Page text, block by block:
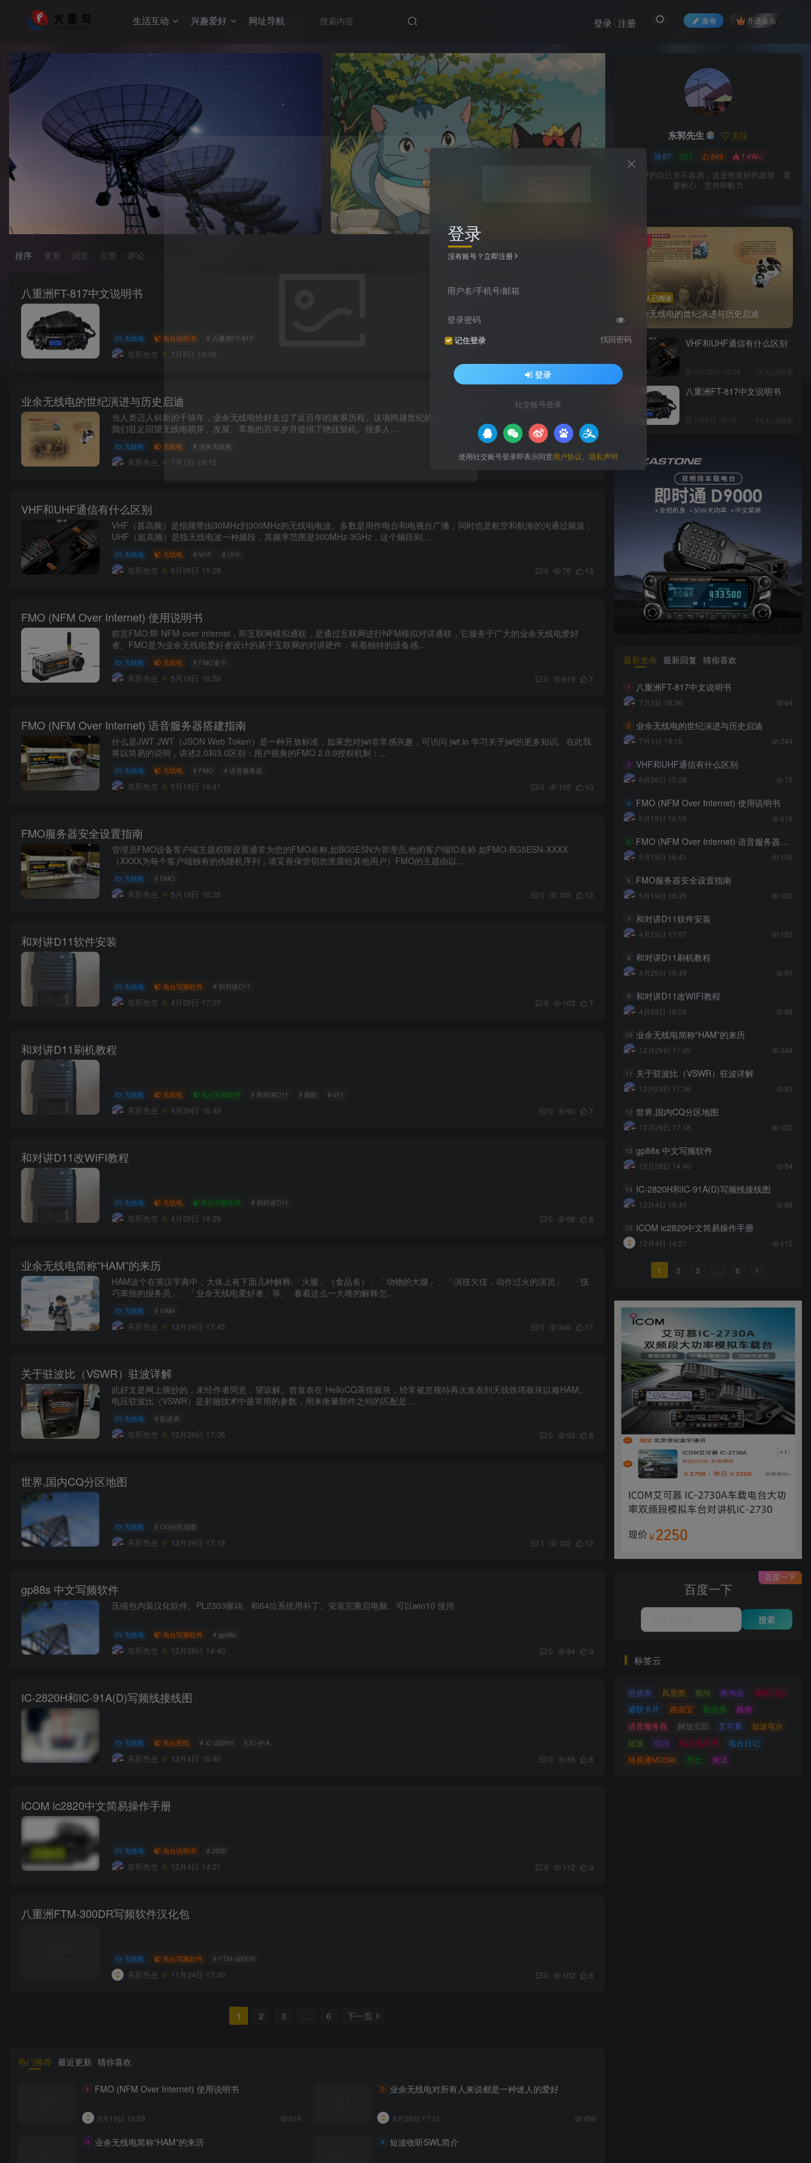
生活互动 兴趣爱好 网址导航 发布 开通会员
登录 注册
排序 更新 浏览 点赞 评论
八重洲FT-817中文说明书
无线电 电台说明书 # 八重洲FT-817
东郭先生 7月5日 16:36
业余无线电的世纪演进与历史启迪
当人类迈入崭新的千禧年，业余无线电恰好走过了近百年的发展历程。这项跨越世纪的技术爱好，如同一个沉默的时代见证者，为
我们驻足回望无线电萌芽、发展、革新的百年岁月提供了绝佳契机。很多人...
无线电 无线电 # 业余无线电
东郭先生 7月1日 19:15 0 244 15
VHF和UHF通信有什么区别
VHF（甚高频）是指频带由30MHz到300MHz的无线电电波。多数是用作电台和电视台广播，同时也是航空和航海的沟通过频道；
UHF（超高频）是指无线电波一种频段，其频率范围是300MHz-3GHz，这个频段则...
无线电 无线电 # VHF # UHF
东郭先生 6月26日 15:28 0 75 13
FMO (NFM Over Internet) 使用说明书
前言FMO:即 NFM over internet，即互联网模拟通联，是通过互联网进行NFM模拟对讲通联，它服务于广大的业余无线电爱好
者。FMO是为业余无线电爱好者设计的基于互联网的对讲硬件，有着独特的设备感...
无线电 无线电 # FMO盒子
东郭先生 5月19日 16:59 0 619 7
FMO (NFM Over Internet) 语音服务器搭建指南
什么是JWT JWT（JSON Web Token）是一种开放标准，如果您对jwt非常感兴趣，可访问 jwt.io 学习关于jwt的更多知识。在此我
将以简易的说明，讲述2.0和3.0区别：用户视角的FMO 2.0.0授权机制：...
无线电 无线电 # FMO # 语音服务器
东郭先生 5月19日 16:41 0 105 10
FMO服务器安全设置指南
管理员FMO设备客户端主题权限设置通常为您的FMO名称,如BG5ESN为管理员,他的客户端ID名称 如FMO-BG5ESN-XXXX
（XXXX为每个客户端独有的伪随机序列，请妥善保管切勿泄露给其他用户）FMO的主题由以...
无线电 # FMO
东郭先生 5月19日 16:35 0 103 13
和对讲D11软件安装
无线电 电台写频软件 # 和对讲D11
东郭先生 4月29日 17:07 0 103 7
和对讲D11刷机教程
无线电 无线电 电台写频软件 # 和对讲D11 # 刷机 # d11
东郭先生 4月29日 16:49 0 90 7
和对讲D11改WIFI教程
无线电 无线电 电台写频软件 # 和对讲D11
东郭先生 4月29日 16:29 0 68 8
业余无线电简称“HAM”的来历
HAM这个在英汉字典中，大体上有下面几种解释:「火腿」（食品名）、「动物的大腿」、「演技欠佳，动作过火的演员」、「技
巧笨拙的报务员」、「业余无线电爱好者」等。 看着这么一大堆的解释怎...
无线电 # HAM
东郭先生 12月29日 17:45 0 349 17
关于驻波比（VSWR）驻波详解
此好文是网上摘抄的，未经作者同意，望谅解。曾发表在 HelloCQ茶馆板块，经常被忽视特再次发表到天线铁塔板块以飨HAM。
电压驻波比（VSWR）是射频技术中最常用的参数，用来衡量部件之间的匹配是...
无线电 # 驻波表
东郭先生 12月29日 17:36 0 93 8
世界,国内CQ分区地图
无线电 # CQ分区地图
东郭先生 12月29日 17:18 1 102 12
gp88s 中文写频软件
压缩包内装汉化软件、PL2303驱动、和64位系统用补丁。安装完重启电脑。可以win10 使用
无线电 电台写频软件 # gp88s
东郭先生 12月28日 14:40 0 84 9
IC-2820H和IC-91A(D)写频线接线图
无线电 电台图纸 # IC-2820H # IC-91A
东郭先生 12月4日 16:40 0 88 8
ICOM ic2820中文简易操作手册
无线电 电台说明书 # 2820
东郭先生 12月4日 14:21 0 112 9
八重洲FTM-300DR写频软件汉化包
无线电 电台写频软件 # FTM-300DR
东郭先生 11月24日 17:30 0 102 8
1 2 3 … 6 下一页
热门推荐 最近更新 猜你喜欢
1 FMO (NFM Over Internet) 使用说明书
5月19日 16:59 619
2 业余无线电对所有人来说都是一种迷人的爱好
8月28日 17:31 490
3 业余无线电简称“HAM”的来历 4 短波收听SWL简介
东郭先生 关注
87 1 849 1.4W+
做最好的自己并不容易，这是很美好的愿望，需
要耐心、坚持和毅力
244人已阅读
业余无线电的世纪演进与历史启迪
VHF和UHF通信有什么区别
6月26日 15:28 75人已阅读
八重洲FT-817中文说明书
7月5日 16:36 64人已阅读
最新发布 最新回复 猜你喜欢
1 八重洲FT-817中文说明书
7月5日 16:36 64
2 业余无线电的世纪演进与历史启迪
7月1日 19:15 244
3 VHF和UHF通信有什么区别
6月26日 15:28 75
4 FMO (NFM Over Internet) 使用说明书
5月19日 16:59 619
5 FMO (NFM Over Internet) 语音服务器搭建指南
5月19日 16:41 105
6 FMO服务器安全设置指南
5月19日 16:35 103
7 和对讲D11软件安装
4月29日 17:07 103
8 和对讲D11刷机教程
4月29日 16:49 90
9 和对讲D11改WIFI教程
4月29日 16:29 68
10 业余无线电简称“HAM”的来历
12月29日 17:45 349
11 关于驻波比（VSWR）驻波详解
12月29日 17:36 93
12 世界,国内CQ分区地图
12月29日 17:18 102
13 gp88s 中文写频软件
12月28日 14:40 84
14 IC-2820H和IC-91A(D)写频线接线图
12月4日 16:40 88
15 ICOM ic2820中文简易操作手册
12月4日 14:21 112
1 2 3 6
百度一下
百度一下
搜索
标签云
驻波表 风景图 频段 陶鸿勋
通联日志
通联卡片
路由宝 路由器
越南
语音服务器
解放安阳 艾可慕
短波电台
短波
电池 电台说明书
电台日记
特易通MD390
烈士 测试
登录
没有账号？立即注册
用户名/手机号/邮箱
登录密码
记住登录 找回密码
登录
社交账号登录
使用社交账号登录即表示同意用户协议 隐私声明